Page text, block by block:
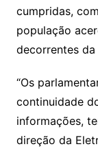
cumpridas,
população
decorrentes
“Os
continuidade
informações,
direção da